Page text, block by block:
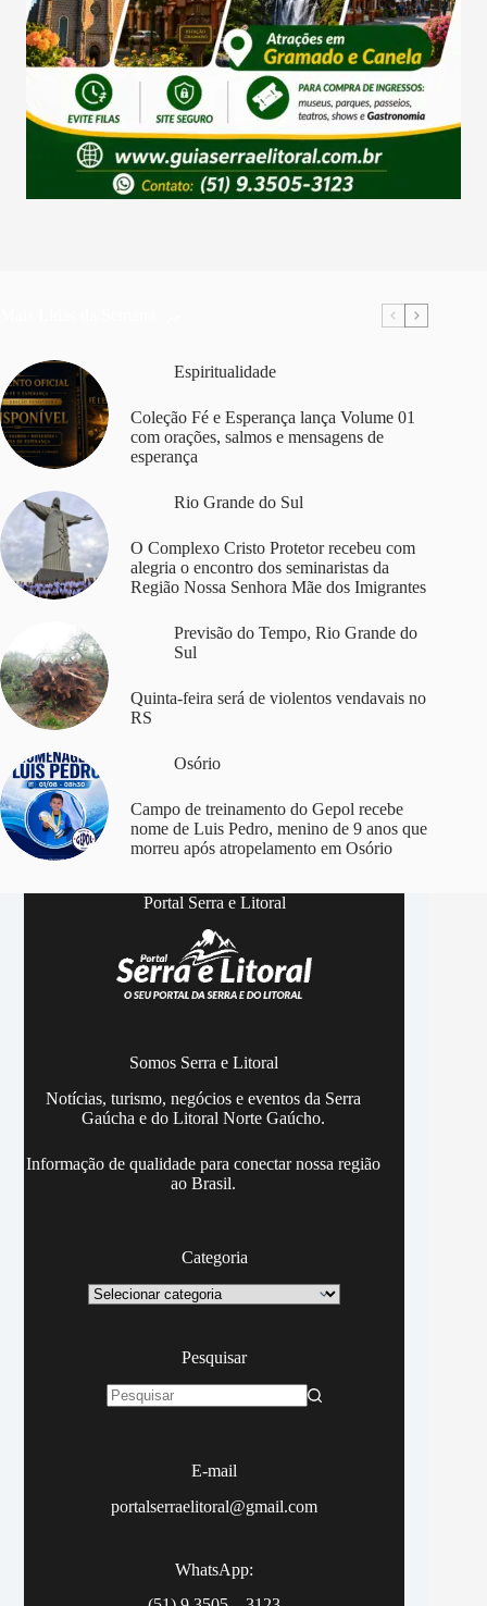
Espiritualidade
Coleção Fé e Esperança lança Volume 01
com orações, salmos e mensagens de
esperança
Rio Grande do Sul
O Complexo Cristo Protetor recebeu com
alegria o encontro dos seminaristas da
Região Nossa Senhora Mãe dos Imigrantes
Previsão do Tempo, Rio Grande do
Sul
Quinta-feira será de violentos vendavais no
RS
Osório
Campo de treinamento do Gepol recebe
nome de Luis Pedro, menino de 9 anos que
morreu após atropelamento em Osório
Portal Serra e Litoral
Somos Serra e Litoral
Notícias, turismo, negócios e eventos da Serra
Gaúcha e do Litoral Norte Gaúcho.
Informação de qualidade para conectar nossa região
ao Brasil.
Categoria
Categoria
Pesquisar
E-mail
portalserraelitoral@gmail.com
WhatsApp: